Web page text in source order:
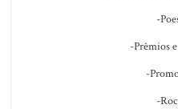
-
-Prêmios
-
-